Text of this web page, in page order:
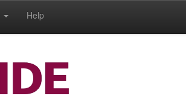
Help